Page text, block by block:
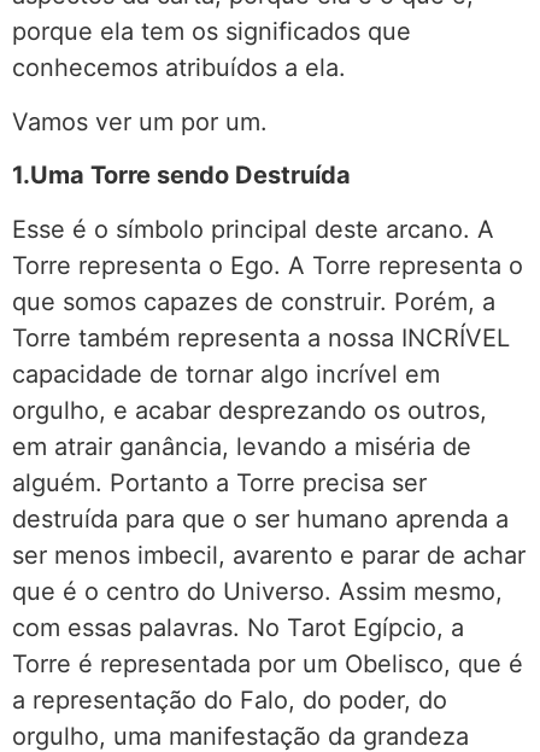
porque ela tem os significados que
conhecemos atribuídos a ela.
Vamos ver um por um.
1.Uma Torre sendo Destruída
Esse é o símbolo principal deste arcano. A
Torre representa o Ego. A Torre representa o
que somos capazes de construir. Porém, a
Torre também representa a nossa INCRÍVEL
capacidade de tornar algo incrível em
orgulho, e acabar desprezando os outros,
em atrair ganância, levando a miséria de
alguém. Portanto a Torre precisa ser
destruída para que o ser humano aprenda a
ser menos imbecil, avarento e parar de achar
que é o centro do Universo. Assim mesmo,
com essas palavras. No Tarot Egípcio, a
Torre é representada por um Obelisco, que é
a representação do Falo, do poder, do
orgulho, uma manifestação da grandeza